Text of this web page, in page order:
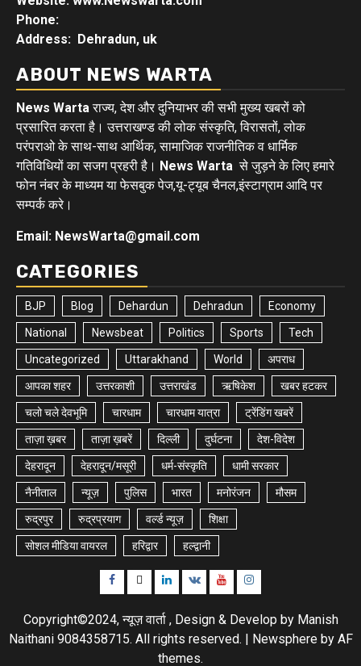
Phone:
Address: Dehradun, uk
ABOUT NEWS WARTA
News Wartaराज्य, देश और दुनियाभर की सभी मुख्य खबरों को
प्रसारित करता है। उत्तराखण्ड की लोक संस्कृति, विरासतों, लोक
परंपराओ के साथ-साथ आर्थिक, सामाजिक राजनीतिक व धार्मिक
गतिविधियों का सजग प्रहरी है। News Warta से जुड़ने के लिए हमारे
फोन नंबर के माध्यम या फेसबुक पेज,यू-ट्यूब चैनल,इंस्टाग्राम आदि पर
सम्पर्क करे।
Email: NewsWarta@gmail.com
CATEGORIES
BJP Blog Dehardun Dehradun Economy
National Newsbeat Politics Sports Tech
Uncategorized Uttarakhand World अपराध
आपका शहर उत्तरकाशी उत्तराखंड ऋषिकेश खबर हटकर
चलो चले देवभूमि चारधाम चारधाम यात्रा ट्रेंडिंग खबरें
ताज़ा ख़बर ताज़ा ख़बरें दिल्ली दुर्घटना देश-विदेश
देहरादून देहरादून/मसूरी धर्म-संस्कृति धामी सरकार
नैनीताल न्यूज़ पुलिस भारत मनोरंजन मौसम
रुद्रपुर रुद्रप्रयाग वर्ल्ड न्यूज़ शिक्षा
सोशल मीडिया वायरल हरिद्वार हल्द्वानी
Facebook
TwitterLinkedin
VK YoutubeInstagram
Copyright©2024, न्यूज़ वार्ता , Design & Develop by Manish
Naithani 9084358715. All rights reserved. | Newsphereby AF
themes.